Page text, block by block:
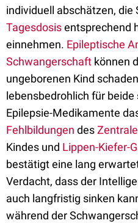
individuell abschätzen, die
Tagesdosisentsprechend
einnehmen. Epileptische
Schwangerschaft können
ungeborenen Kind
lebensbedrohlich für
Epilepsie-Medikamente
Fehlbildungen des
Kindes und Lippen-Kiefer-
bestätigt eine lang
Verdacht, dass der
auch langfristig sinken
während der